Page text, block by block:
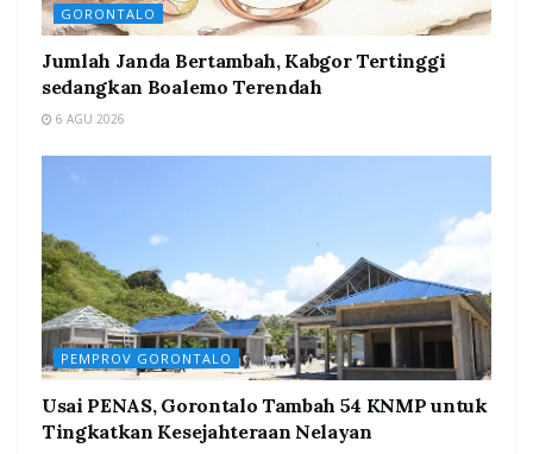
GORONTALO
Jumlah Janda Bertambah, Kabgor Tertinggi
sedangkan Boalemo Terendah
6 AGU 2026
PEMPROV GORONTALO
Usai PENAS, Gorontalo Tambah 54 KNMP untuk
Tingkatkan Kesejahteraan Nelayan